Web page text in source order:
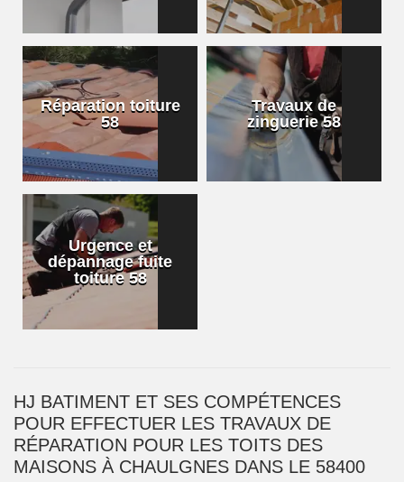
Réparation toiture
58
Travaux de
zinguerie 58
Urgence et
dépannage fuite
toiture 58
HJ BATIMENT ET SES COMPÉTENCES
POUR EFFECTUER LES TRAVAUX DE
RÉPARATION POUR LES TOITS DES
MAISONS À CHAULGNES DANS LE 58400